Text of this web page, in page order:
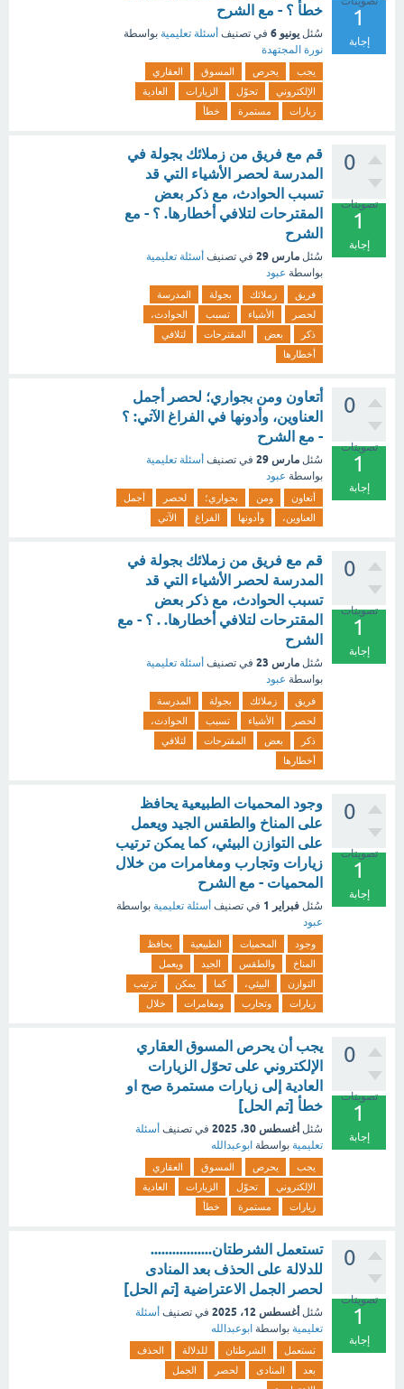
1
إجابة
خطأ ؟ - مع الشرح
سُئل يونيو 6 في تصنيف أسئلة تعليمية بواسطة
نورة المجتهدة
يجب يحرص المسوق
العقاري
الإلكتروني
تحوّل الزيارات
العادية
زيارات
مستمرة خطأ
0
تصويتات
1
إجابة
قم مع فريق من زملائك بجولة في
المدرسة لحصر الأشياء التي قد
تسبب الحوادث، مع ذكر بعض
المقترحات لتلافي أخطارها. ؟ - مع
الشرح
سُئل مارس 29 في تصنيف أسئلة تعليمية
بواسطة عبود
فريق زملائك بجولة
المدرسة
لحصر
الأشياء تسبب
الحوادث،
ذكر
بعض المقترحات
لتلافي
أخطارها
0
تصويتات
1
إجابة
أتعاون ومن بجواري؛ لحصر أجمل
العناوين، وأدونها في الفراغ الآتي: ؟
- مع الشرح
سُئل مارس 29 في تصنيف أسئلة تعليمية
بواسطة عبود
أتعاون ومن بجواري؛ لحصر
أجمل
العناوين،
وأدونها الفراغ الآتي
0
تصويتات
1
إجابة
قم مع فريق من زملائك بجولة في
المدرسة لحصر الأشياء التي قد
تسبب الحوادث، مع ذكر بعض
المقترحات لتلافي أخطارها. . ؟ - مع
الشرح
سُئل مارس 23 في تصنيف أسئلة تعليمية
بواسطة عبود
فريق زملائك بجولة
المدرسة
لحصر
الأشياء تسبب
الحوادث،
ذكر
بعض المقترحات
لتلافي
أخطارها
0
تصويتات
1
إجابة
وجود المحميات الطبيعية يحافظ
على المناخ والطقس الجيد ويعمل
على التوازن البيئي، كما يمكن ترتيب
زيارات وتجارب ومغامرات من خلال
المحميات - مع الشرح
سُئل فبراير 1 في تصنيف أسئلة تعليمية بواسطة
عبود
وجود المحميات الطبيعية
يحافظ
المناخ
والطقس الجيد
ويعمل
التوازن
البيئي، كما يمكن
ترتيب
زيارات
وتجارب ومغامرات خلال
0
تصويتات
1
إجابة
يجب أن يحرص المسوق العقاري
الإلكتروني على تحوّل الزيارات
العادية إلى زيارات مستمرة صح او
خطأ [تم الحل]
سُئل أغسطس 30، 2025 في تصنيف أسئلة
تعليمية بواسطة ابوعبدالله
يجب يحرص المسوق
العقاري
الإلكتروني
تحوّل الزيارات
العادية
زيارات
مستمرة خطأ
0
تصويتات
1
إجابة
تستعمل الشرطتان.................
للدلالة على الحذف بعد المنادى
لحصر الجمل الاعتراضية [تم الحل]
سُئل أغسطس 12، 2025 في تصنيف أسئلة
تعليمية بواسطة ابوعبدالله
تستعمل الشرطتان للدلالة
الحذف
بعد
المنادى لحصر
الجمل